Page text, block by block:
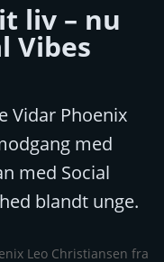
liv – nu
Vibes
Vidar Phoenix
med
med Social
blandt unge.